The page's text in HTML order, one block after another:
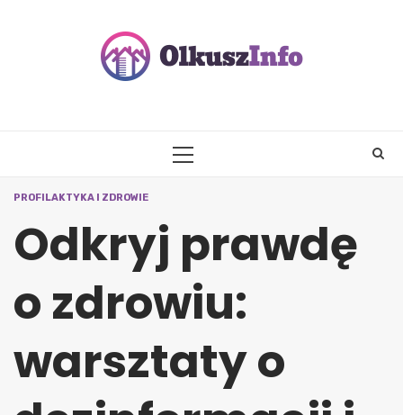
PRIMARY
PROFILAKTYKA I ZDROWIE
Odkryj prawdę
o zdrowiu:
warsztaty o